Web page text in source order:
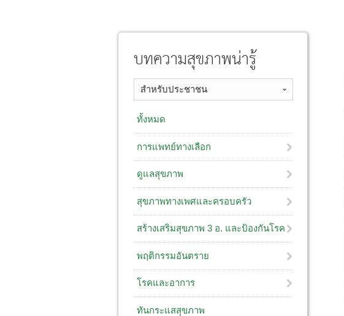
บทความสุขภาพน่ารู้
สำหรับประชาชน
ทั้งหมด
การแพทย์ทางเลือก
ดูแลสุขภาพ
สุขภาพทางเพศและครอบครัว
สร้างเสริมสุขภาพ 3 อ. ​และป้องกันโรค
พฤติกรรมอันตราย
โรคและอาการ
ทันกระแสสุขภาพ